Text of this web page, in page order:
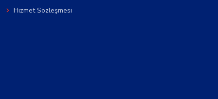
Hizmet Sözleşmesi